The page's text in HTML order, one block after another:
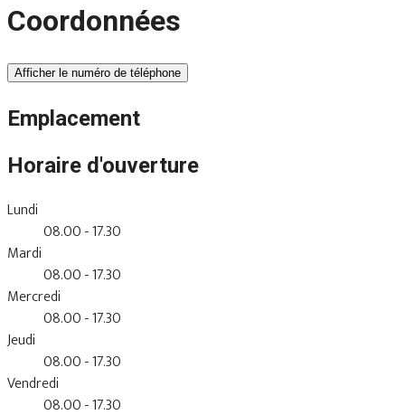
Coordonnées
Afficher le numéro de téléphone
Emplacement
Horaire d'ouverture
Lundi
08.00 - 17.30
Mardi
08.00 - 17.30
Mercredi
08.00 - 17.30
Jeudi
08.00 - 17.30
Vendredi
08.00 - 17.30